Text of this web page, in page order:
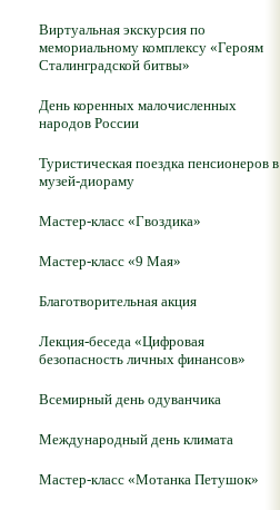
Виртуальная экскурсия по
мемориальному комплексу «Героям
Сталинградской битвы»
День коренных малочисленных
народов России
Туристическая поездка пенсионеров в
музей-диораму
Мастер-класс «Гвоздика»
Мастер-класс «9 Мая»
Благотворительная акция
Лекция-беседа «Цифровая
безопасность личных финансов»
Всемирный день одуванчика
Международный день климата
Мастер-класс «Мотанка Петушок»